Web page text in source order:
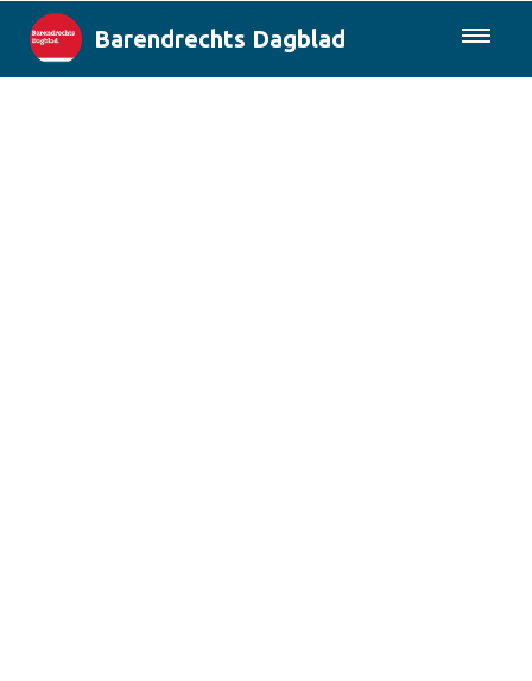
Barendrechts Dagblad